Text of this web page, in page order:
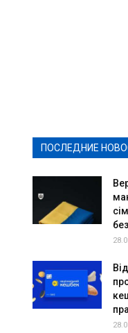
ПОСЛЕДНИЕ